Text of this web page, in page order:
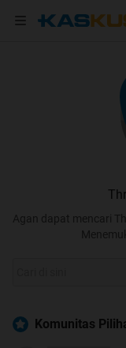
Agan dapat mencari
Komunitas